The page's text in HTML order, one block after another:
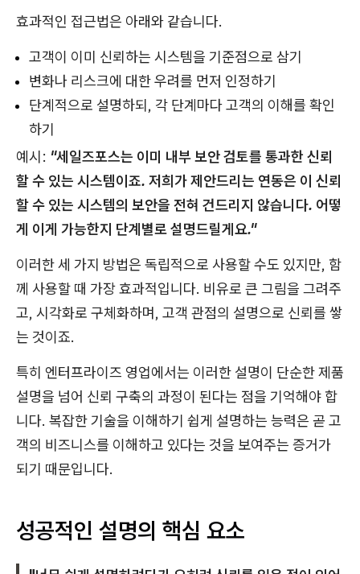
효과적인 접근법은 아래와 같습니다.
고객이 이미 신뢰하는 시스템을 기준점으로 삼기
변화나 리스크에 대한 우려를 먼저 인정하기
단계적으로 설명하되, 각 단계마다 고객의 이해를 확인
하기
예시: "세일즈포스는 이미 내부 보안 검토를 통과한 신뢰
할 수 있는 시스템이죠. 저희가 제안드리는 연동은 이 신뢰
할 수 있는 시스템의 보안을 전혀 건드리지 않습니다. 어떻
게 이게 가능한지 단계별로 설명드릴게요."
이러한 세 가지 방법은 독립적으로 사용할 수도 있지만, 함
께 사용할 때 가장 효과적입니다. 비유로 큰 그림을 그려주
고, 시각화로 구체화하며, 고객 관점의 설명으로 신뢰를 쌓
는 것이죠.
특히 엔터프라이즈 영업에서는 이러한 설명이 단순한 제품
설명을 넘어 신뢰 구축의 과정이 된다는 점을 기억해야 합
니다. 복잡한 기술을 이해하기 쉽게 설명하는 능력은 곧 고
객의 비즈니스를 이해하고 있다는 것을 보여주는 증거가
되기 때문입니다.
성공적인 설명의 핵심 요소